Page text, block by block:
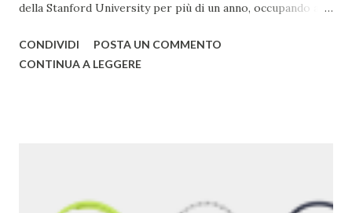
della Stanford University per più di un anno, occupando alla
all'università. Una pagina del fratello maggiore di Google è
pagina del primo Google è qui . 2) Google ha acquisito una
CONDIVIDI
POSTA UN COMMENTO
CONTINUA A LEGGERE